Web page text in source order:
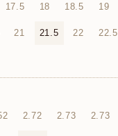
17.5 18 18.5 19
21 21.5 22 22.5
2.72 2.73 2.73